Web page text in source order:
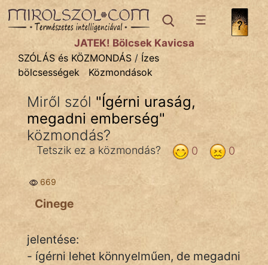
SZÓLÁS ÉS KÖZMONDÁStémák:
Bibliai
Kifejezések
Közmondások
Rímelő
Szállóigék
Szóláscsoportok
Szólások
Tréfás
JÁTÉK! Bölcsek Kavicsa
SZÓLÁS és KÖZMONDÁS / Ízes
bölcsességek
Közmondások
Miről szól "Ígérni uraság,
megadni emberség"
közmondás?
0
0
Tetszik ez a közmondás?
669
Cinege
jelentése:
- ígérni lehet könnyelműen, de megadni